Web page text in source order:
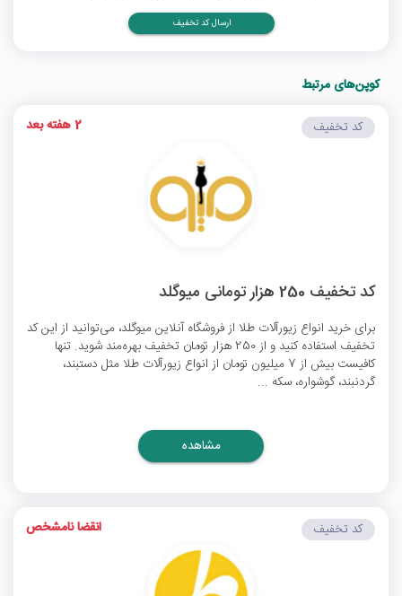
ارسال کد تخفیف
کوپن‌های مرتبط
کد تخفیف 250 هزار تومانی میوگلد
برای خرید انواع زیورآلات طلا از فروشگاه آنلاین میوگلد، می‌توانید از این کد
تخفیف استفاده کنید و از 250 هزار تومان تخفیف بهره‌مند شوید. تنها
کافیست بیش از 7 میلیون تومان از انواع زیورآلات طلا مثل دستبند،
گردنبند، گوشواره، سکه ...
کد تخفیف 2 هفته بعد
مشاهده
کد تخفیف انقضا نامشخص